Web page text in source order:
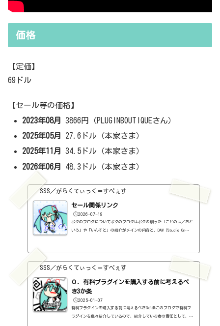
価格
【定価】
69ドル
【セール等の価格】
2023年08月
3866円（PLUGINBOUTIQUEさん）
2025年05月
27.6ドル（本家さま）
2025年11月
34.5ドル（本家さま）
2026年06月
48.3ドル（本家さま）
SSS／がらくてぃっく＝すぺぇす
セール関係リンク
🕒️2026-07-19
ボクのブログについてボクのブログはボクの創った「ことのは／おと
いろ」や「いんすと」の紹介がメインの内容と、DAW（Studio On
録はしていますし、セールしているプラグインはブログの最初の方に
表示するように（編集したら、自動的に最初の方に表示されてるだけ
ですが・・...
SSS／がらくてぃっく＝すぺぇす
０．有料プラグインを購入する前に考えるべ
き3か条
🕒️2025-01-07
有料プラグインを購入する前に考えるべき3か条このブログで有料プ
ラグインを色々紹介しているので、紹介している者の責任として、有